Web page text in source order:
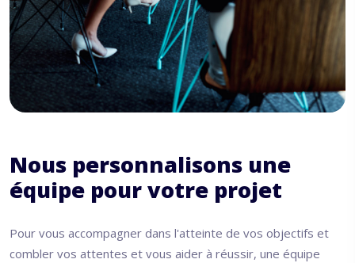
Nous personnalisons une
équipe pour votre projet
Pour vous accompagner dans l'atteinte de vos objectifs et
combler vos attentes et vous aider à réussir, une équipe